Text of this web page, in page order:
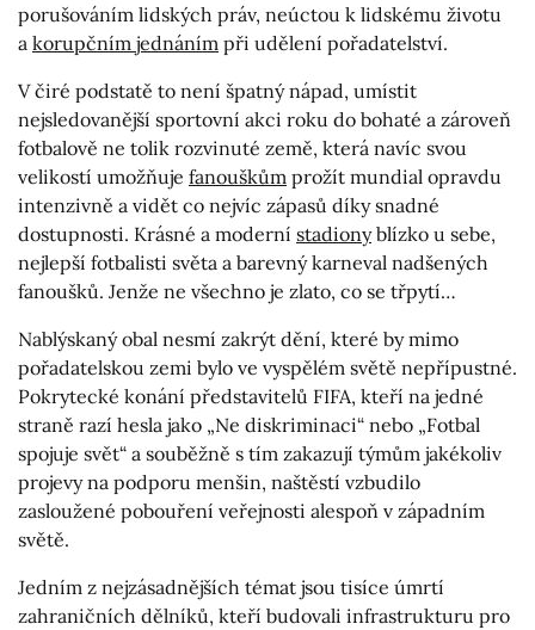
porušováním lidských práv, neúctou k lidskému životu
a korupčním jednáním při udělení pořadatelství.
V čiré podstatě to není špatný nápad, umístit
nejsledovanější sportovní akci roku do bohaté a zároveň
fotbalově ne tolik rozvinuté země, která navíc svou
velikostí umožňuje fanouškům prožít mundial opravdu
intenzivně a vidět co nejvíc zápasů díky snadné
dostupnosti. Krásné a moderní stadionyblízko u sebe,
nejlepší fotbalisti světa a barevný karneval nadšených
fanoušků. Jenže ne všechno je zlato, co se třpytí…
Nablýskaný obal nesmí zakrýt dění, které by mimo
pořadatelskou zemi bylo ve vyspělém světě nepřípustné.
Pokrytecké konání představitelů FIFA, kteří na jedné
straně razí hesla jako „Ne diskriminaci“ nebo „Fotbal
spojuje svět“ a souběžně s tím zakazují týmům jakékoliv
projevy na podporu menšin, naštěstí vzbudilo
zasloužené pobouření veřejnosti alespoň v západním
světě.
Jedním z nejzásadnějších témat jsou tisíce úmrtí
zahraničních dělníků, kteří budovali infrastrukturu pro